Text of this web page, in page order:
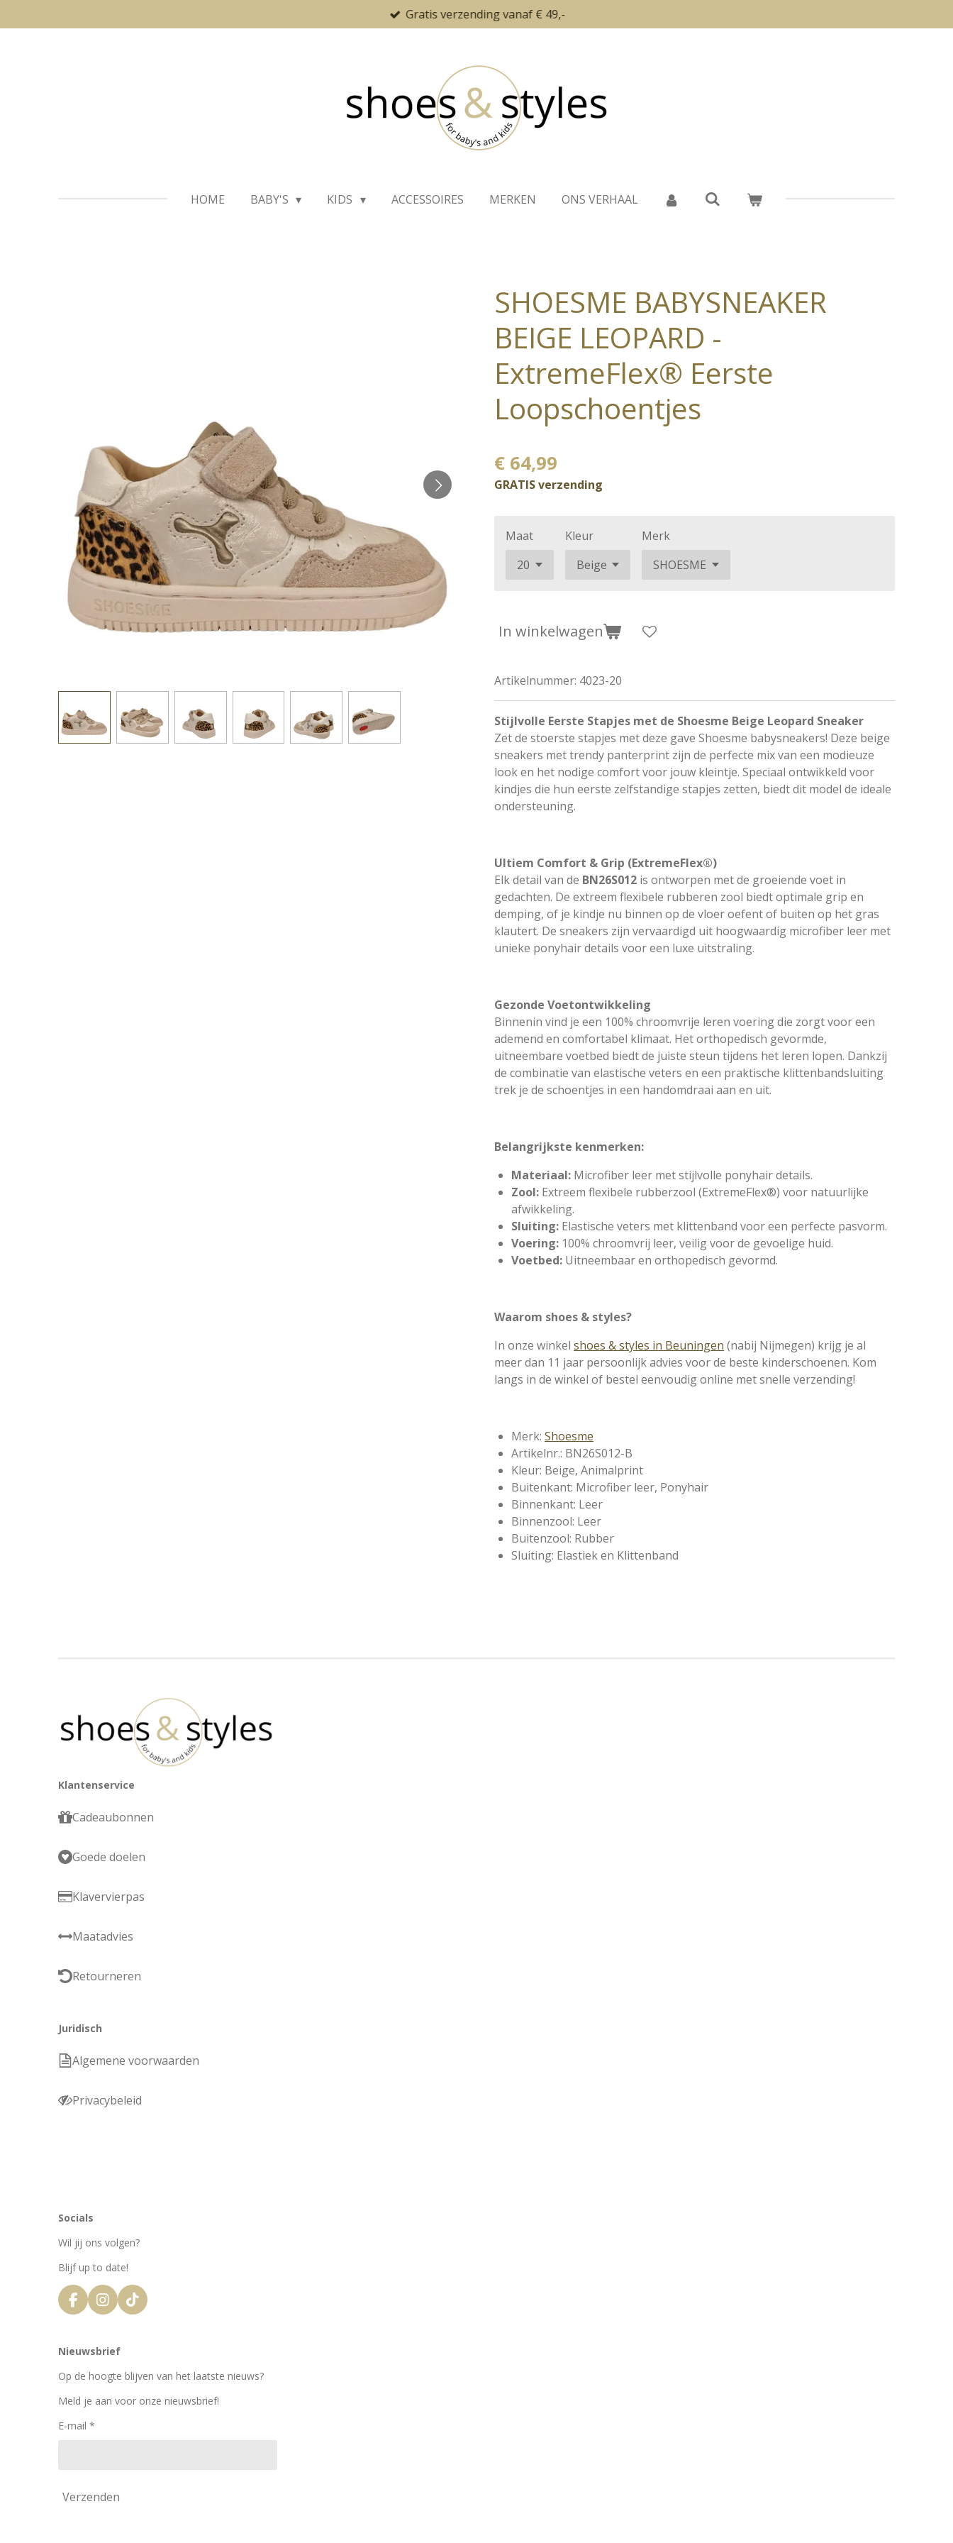
direct
Gratis verzending vanaf € 49,-
HOME BABY'S KIDS ACCESSOIRES MERKEN ONS VERHAAL
SHOESME BABYSNEAKER
BEIGE LEOPARD -
ExtremeFlex® Eerste
Loopschoentjes
€ 64,99
GRATIS verzending
Maat Kleur Merk
In winkelwagen
Artikelnummer: 4023-20
Stijlvolle Eerste Stapjes met de Shoesme Beige Leopard Sneaker
Zet de stoerste stapjes met deze gave Shoesme babysneakers! Deze beige
sneakers met trendy panterprint zijn de perfecte mix van een modieuze
look en het nodige comfort voor jouw kleintje. Speciaal ontwikkeld voor
kindjes die hun eerste zelfstandige stapjes zetten, biedt dit model de ideale
ondersteuning.
Ultiem Comfort & Grip (ExtremeFlex®)
Elk detail van de BN26S012 is ontworpen met de groeiende voet in
gedachten. De extreem flexibele rubberen zool biedt optimale grip en
demping, of je kindje nu binnen op de vloer oefent of buiten op het gras
klautert. De sneakers zijn vervaardigd uit hoogwaardig microfiber leer met
unieke ponyhair details voor een luxe uitstraling.
Gezonde Voetontwikkeling
Binnenin vind je een 100% chroomvrije leren voering die zorgt voor een
ademend en comfortabel klimaat. Het orthopedisch gevormde,
uitneembare voetbed biedt de juiste steun tijdens het leren lopen. Dankzij
de combinatie van elastische veters en een praktische klittenbandsluiting
trek je de schoentjes in een handomdraai aan en uit.
Belangrijkste kenmerken:
Materiaal: Microfiber leer met stijlvolle ponyhair details.
Zool: Extreem flexibele rubberzool (ExtremeFlex®) voor natuurlijke
afwikkeling.
Sluiting: Elastische veters met klittenband voor een perfecte pasvorm.
Voering: 100% chroomvrij leer, veilig voor de gevoelige huid.
Voetbed: Uitneembaar en orthopedisch gevormd.
Waarom shoes & styles?
In onze winkel shoes & styles in Beuningen (nabij Nijmegen) krijg je al
meer dan 11 jaar persoonlijk advies voor de beste kinderschoenen. Kom
langs in de winkel of bestel eenvoudig online met snelle verzending!
Merk: Shoesme
Artikelnr.: BN26S012-B
Kleur: Beige, Animalprint
Buitenkant: Microfiber leer, Ponyhair
Binnenkant: Leer
Binnenzool: Leer
Buitenzool: Rubber
Sluiting: Elastiek en Klittenband
Klantenservice
Cadeaubonnen
Goede doelen
Klavervierpas
Maatadvies
Retourneren
Juridisch
Algemene voorwaarden
Privacybeleid
Socials
Wil jij ons volgen?
Blijf up to date!
F
a
e
b
o
k
I
n
t
a
g
a
T
i
k
Nieuwsbrief
Op de hoogte blijven van het laatste nieuws?
Meld je aan voor onze nieuwsbrief!
E-mail *
Verzenden